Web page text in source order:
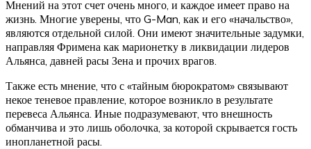
Мнений на этот счет очень много, и каждое имеет право на
жизнь. Многие уверены, что G-Man, как и его «начальство»,
являются отдельной силой. Они имеют значительные задумки,
направляя Фримена как марионетку в ликвидации лидеров
Альянса, давней расы Зена и прочих врагов.
Также есть мнение, что с «тайным бюрократом» связывают
некое теневое правление, которое возникло в результате
перевеса Альянса. Иные подразумевают, что внешность
обманчива и это лишь оболочка, за которой скрывается гость
инопланетной расы.